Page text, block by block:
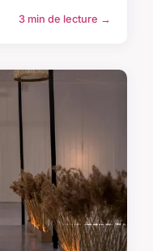
3 min de lecture →